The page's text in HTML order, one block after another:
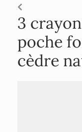
3
poche
cèdre